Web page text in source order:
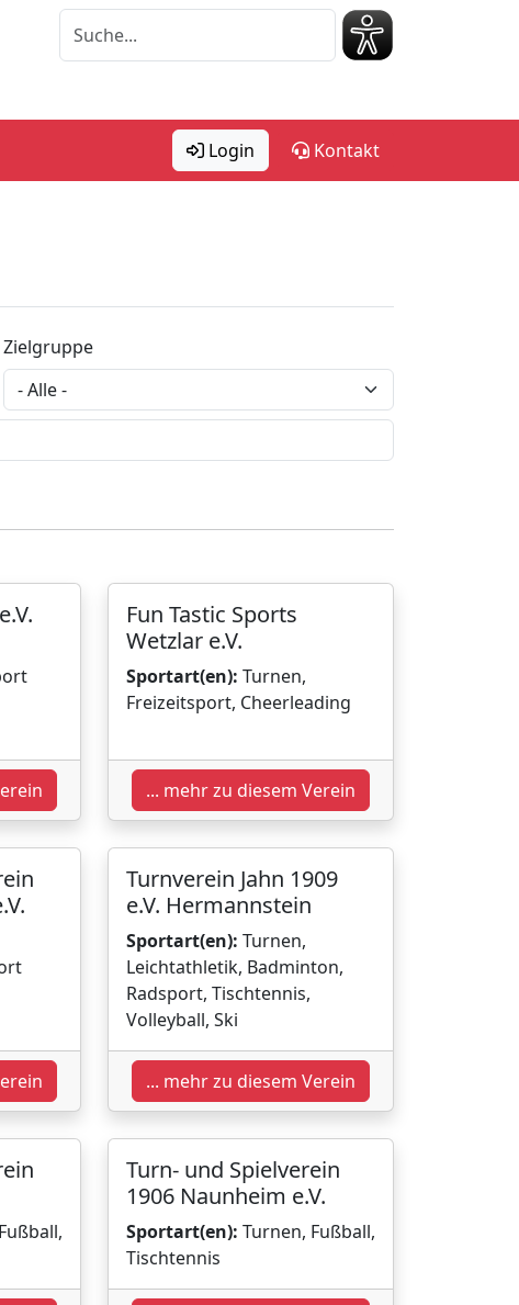
Login Kontakt
Zielgruppe
Fun Tastic Sports
Wetzlar e.V.
Sportart(en): Turnen,
Freizeitsport, Cheerleading
... mehr zu diesem Verein
Turnverein Jahn 1909
e.V. Hermannstein
Sportart(en): Turnen,
Leichtathletik, Badminton,
Radsport, Tischtennis,
Volleyball, Ski
... mehr zu diesem Verein
Turn- und Spielverein
1906 Naunheim e.V.
Sportart(en): Turnen, Fußball,
Tischtennis